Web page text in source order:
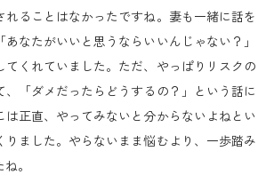
れることはなかったですね。妻も一緒に話を
なたがいいと思うならいいんじゃない？」
てくれていました。ただ、やっぱりリスクの
「ダメだったらどうするの？」という話に
は正直、やってみないと分からないよねとい
りました。やらないまま悩むより、一歩踏み
。